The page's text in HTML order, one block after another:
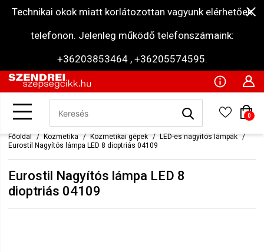
Technikai okok miatt korlátozottan vagyunk elérhetőek
telefonon. Jelenleg működő telefonszámaink:
+36203853464 , +36205574595.
0
Főoldal Kozmetika Kozmetikai gépek
LED-es nagyítós lámpák
Eurostil Nagyítós lámpa LED 8 dioptriás 04109
Eurostil Nagyítós lámpa LED 8
dioptriás 04109